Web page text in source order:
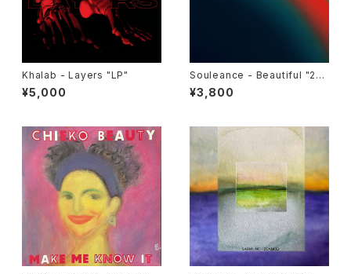
Khalab - Layers "LP"
¥5,000
Souleance - Beautiful "2L
P"
¥3,800